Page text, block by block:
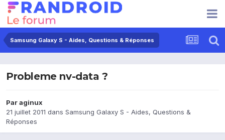
Samsung Galaxy S - Aides, Questions & Réponses
Probleme nv-data ?
Paraginux
21 juillet 2011 dans Samsung Galaxy S - Aides, Questions &
Réponses